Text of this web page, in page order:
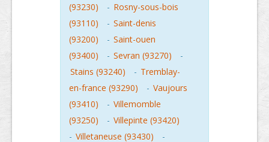
(93230)
- Rosny-sous-bois
(93110)
- Saint-denis
(93200)
- Saint-ouen
(93400)
- Sevran (93270)
-
Stains (93240)
- Tremblay-
en-france (93290)
- Vaujours
(93410)
- Villemomble
(93250)
- Villepinte (93420)
- Villetaneuse (93430) -